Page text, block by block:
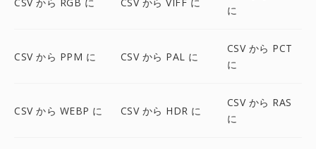
に
CSV から PPM に CSV から PAL に
CSV から PCT
に
CSV から WEBP に CSV から HDR に
CSV から RAS
に